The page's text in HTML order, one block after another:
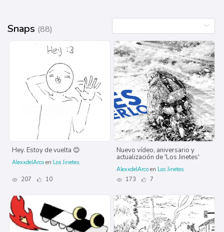
Snaps (88)
Hey. Estoy de vuelta 😊
AlexxdelArco en Los Jinetes.
207 10
Nuevo vídeo, aniversario y
actualización de 'Los Jinetes'
AlexxdelArco en Los Jinetes.
173
7